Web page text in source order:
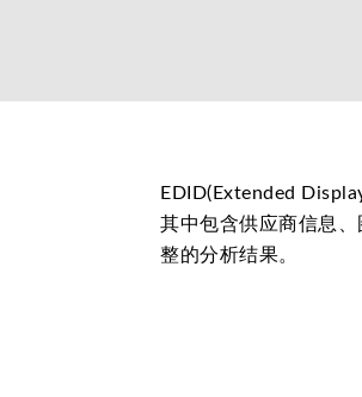
EDID(Extended
其中包含供应商信息
整的分析结果。